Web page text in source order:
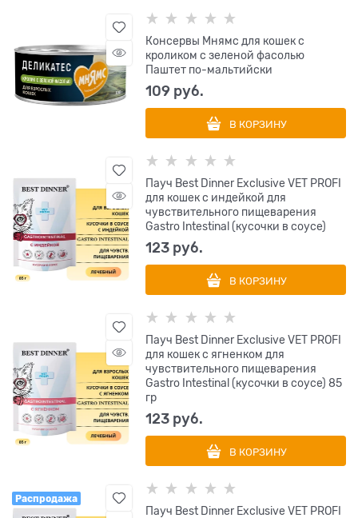
Консервы Мнямс для кошек с
кроликом с зеленой фасолью
Паштет по-мальтийски
109 руб.
В КОРЗИНУ
Пауч Best Dinner Exclusive VET PROFI
для кошек с индейкой для
чувствительного пищеварения
Gastro Intestinal (кусочки в соусе)
123 руб.
В КОРЗИНУ
Пауч Best Dinner Exclusive VET PROFI
для кошек с ягненком для
чувствительного пищеварения
Gastro Intestinal (кусочки в соусе) 85
гр
123 руб.
В КОРЗИНУ
Распродажа
Пауч Best Dinner Exclusive VET PROFI